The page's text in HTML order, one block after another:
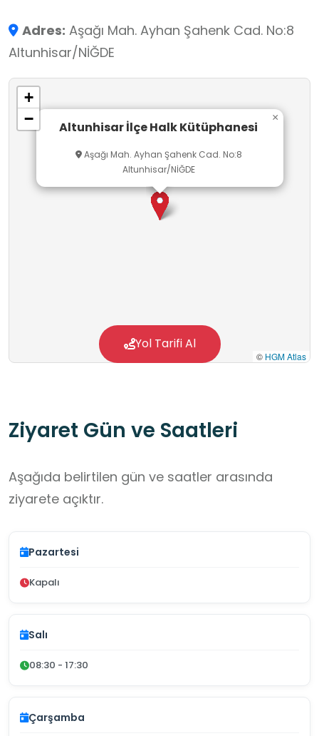
Adres: Aşağı Mah. Ayhan Şahenk Cad. No:8
Altunhisar/NİĞDE
Altunhisar İlçe Halk Kütüphanesi
Aşağı Mah. Ayhan Şahenk Cad. No:8
Altunhisar/NİĞDE
×
+
−
© HGM Atlas
Yol Tarifi Al
Ziyaret Gün ve Saatleri
Aşağıda belirtilen gün ve saatler arasında
ziyarete açıktır.
Pazartesi
Kapalı
Salı
08:30 - 17:30
Çarşamba